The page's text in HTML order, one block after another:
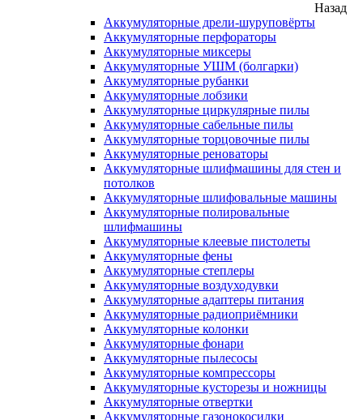
Назад
Аккумуляторные дрели-шуруповёрты
Аккумуляторные перфораторы
Аккумуляторные миксеры
Аккумуляторные УШМ (болгарки)
Аккумуляторные рубанки
Аккумуляторные лобзики
Аккумуляторные циркулярные пилы
Аккумуляторные сабельные пилы
Аккумуляторные торцовочные пилы
Аккумуляторные реноваторы
Аккумуляторные шлифмашины для стен и
потолков
Аккумуляторные шлифовальные машины
Аккумуляторные полировальные
шлифмашины
Аккумуляторные клеевые пистолеты
Аккумуляторные фены
Аккумуляторные степлеры
Аккумуляторные воздуходувки
Аккумуляторные адаптеры питания
Аккумуляторные радиоприёмники
Аккумуляторные колонки
Аккумуляторные фонари
Аккумуляторные пылесосы
Аккумуляторные компрессоры
Аккумуляторные кусторезы и ножницы
Аккумуляторные отвертки
Аккумуляторные газонокосилки